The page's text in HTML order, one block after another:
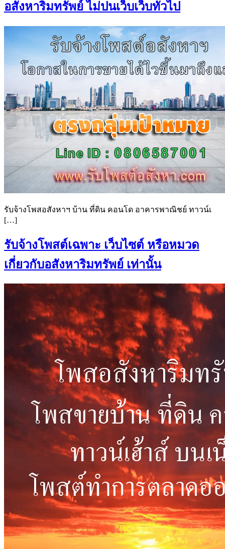
อสังหาริมทรัพย์ ไม่ปนเว็บเว็บทั่วไป
รับจ้างโพสอสังหาฯ บ้าน ที่ดิน คอนโด อาคารพาณิชย์ ทาวน์เ
[…]
รับจ้างโพสต์เฉพาะ เว็บไซต์ หรือหมวด
เกี่ยวกับอสังหาริมทรัพย์ เท่านั้น